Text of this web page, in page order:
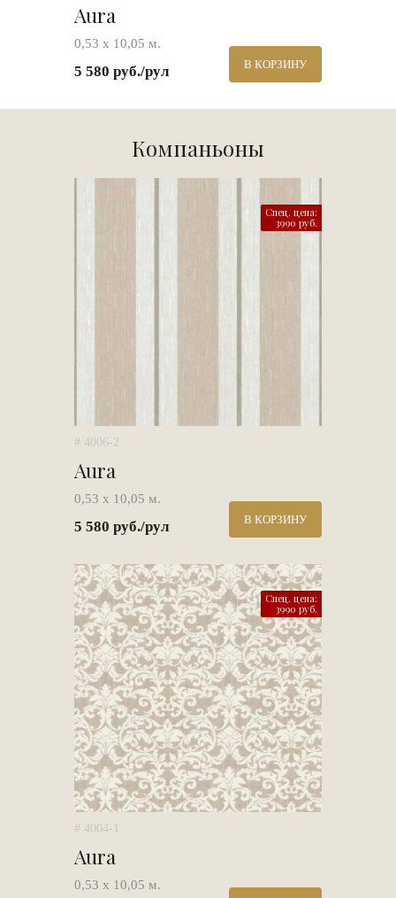
Aura
0,53 х 10,05 м.
5 580 руб./рул В КОРЗИНУ
Компаньоны
Спец. цена:
3990 руб.
# 4006-2
Aura
0,53 х 10,05 м.
5 580 руб./рул В КОРЗИНУ
Спец. цена:
3990 руб.
# 4004-1
Aura
0,53 х 10,05 м.